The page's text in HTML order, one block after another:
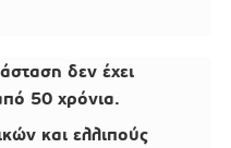
δεν έχει
50 χρόνια.
και ελλιπούς